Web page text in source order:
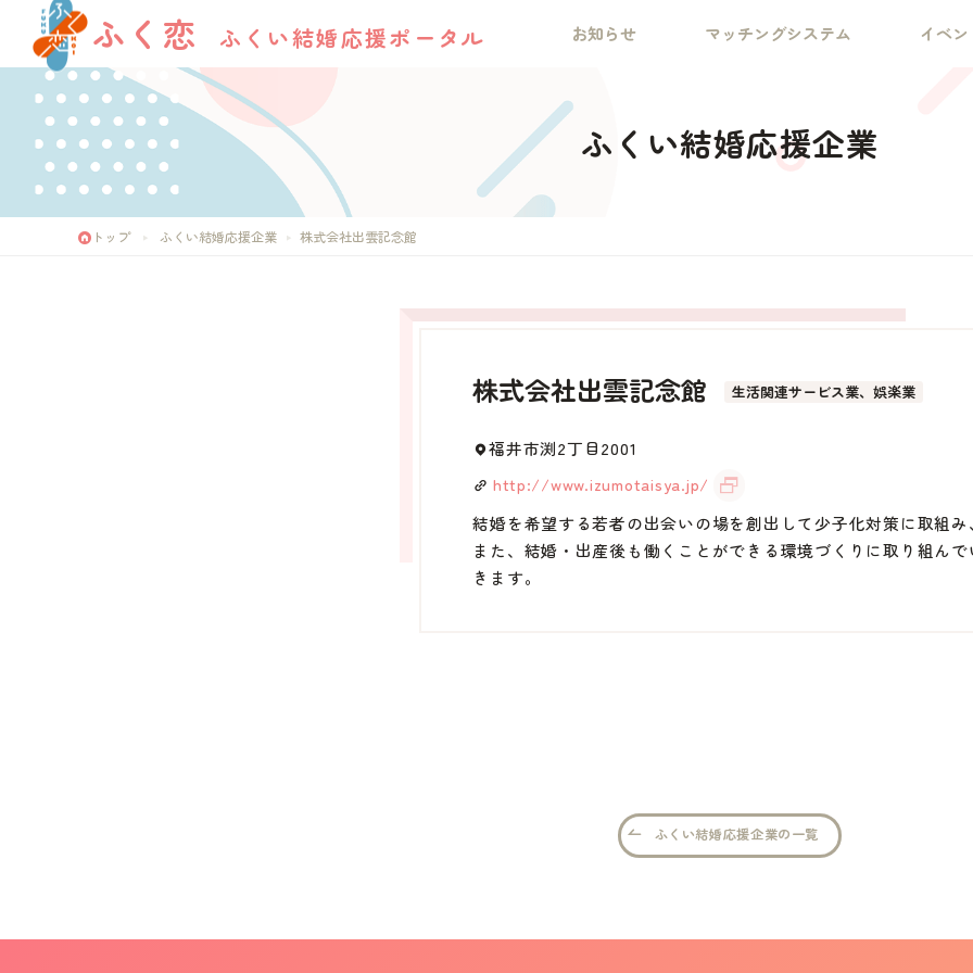
ふく恋 ふくい結婚応援ポータル お知らせ マッチングシステム イベ
ふくい結婚応援企業
トップ ふくい結婚応援企業 株式会社出雲記念館
株式会社出雲記念館 生活関連サービス業、娯楽業
福井市渕2丁目2001
http://www.izumotaisya.jp/
結婚を希望する若者の出会いの場を創出して少子化対策に取組み
また、結婚・出産後も働くことができる環境づくりに取り組んで
きます。
ふくい結婚応援企業の一覧